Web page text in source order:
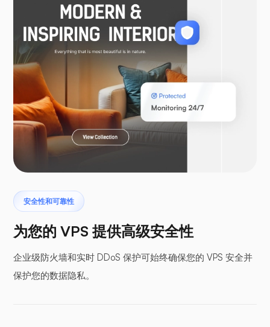
WooCommerce
Laravel
安全性和可靠性
为您的 VPS 提供高级安全性
企业级防火墙和实时 DDoS 保护可始终确保您的 VPS 安全并
保护您的数据隐私。